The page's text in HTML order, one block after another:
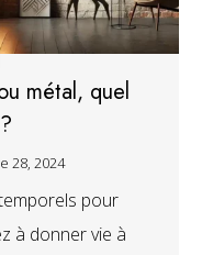
métal, quel
28, 2024
pour
à donner vie à